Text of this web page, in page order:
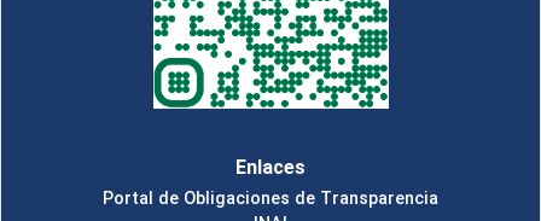
Enlaces
Portal de Obligaciones de Transparencia